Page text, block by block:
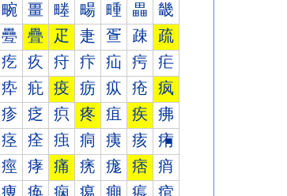
畹 畺 畻 畼 畽 畾 畿
疉 疊 疋 疌 疍 疎 疏
疙 疚 疛 疜 疝 疞 疟
疩 疪 疫 疬 疭 疮 疯
疹 疺 疻 疼 疽 疾 疿
痉 痊 痋 痌 痍 痎 痏
痙 痚 痛 痜 痝 痞 痟
痩 痪 痫 痬 痭 痮 痯